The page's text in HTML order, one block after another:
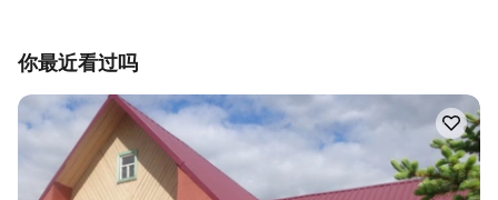
你最近看过吗